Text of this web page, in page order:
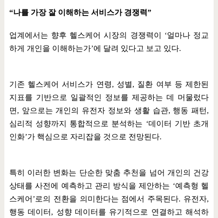
“나를 가장 잘 이해하는 서비스가 경쟁력”
업계에서는 향후 헬스케어 시장의 경쟁력이 ‘얼마나 정교
하게 개인을 이해하는가’에 달려 있다고 보고 있다.
기존 헬스케어 서비스가 연령, 성별, 질환 여부 등 제한된
지표를 기반으로 일괄적인 정보를 제공하는 데 머물렀다
면 , 앞으로는 개인의 유전자 정보와 생활 습관, 행동 패턴 ,
심리적 성향까지 통합적으로 분석하는 ‘데이터 기반 초개
인화’가 핵심으로 자리잡을 것으로 전망된다.
특히 이러한 변화는 단순한 맞춤 추천을 넘어 개인의 건강
상태를 사전에 예측하고 관리 방식을 제안하는 ‘예측형 헬
스케어 ’로의 전환을 의미한다는 점에서 주목된다. 유전자,
행동 데이터 , 성향 데이터를 유기적으로 연결하고 해석하